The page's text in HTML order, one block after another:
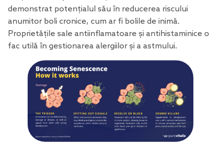
demonstrat potențialul său în reducerea riscului
anumitor boli cronice, cum ar fi bolile de inimă.
Proprietățile sale antiinflamatoare și antihistaminice o
fac utilă în gestionarea alergiilor și a astmului.